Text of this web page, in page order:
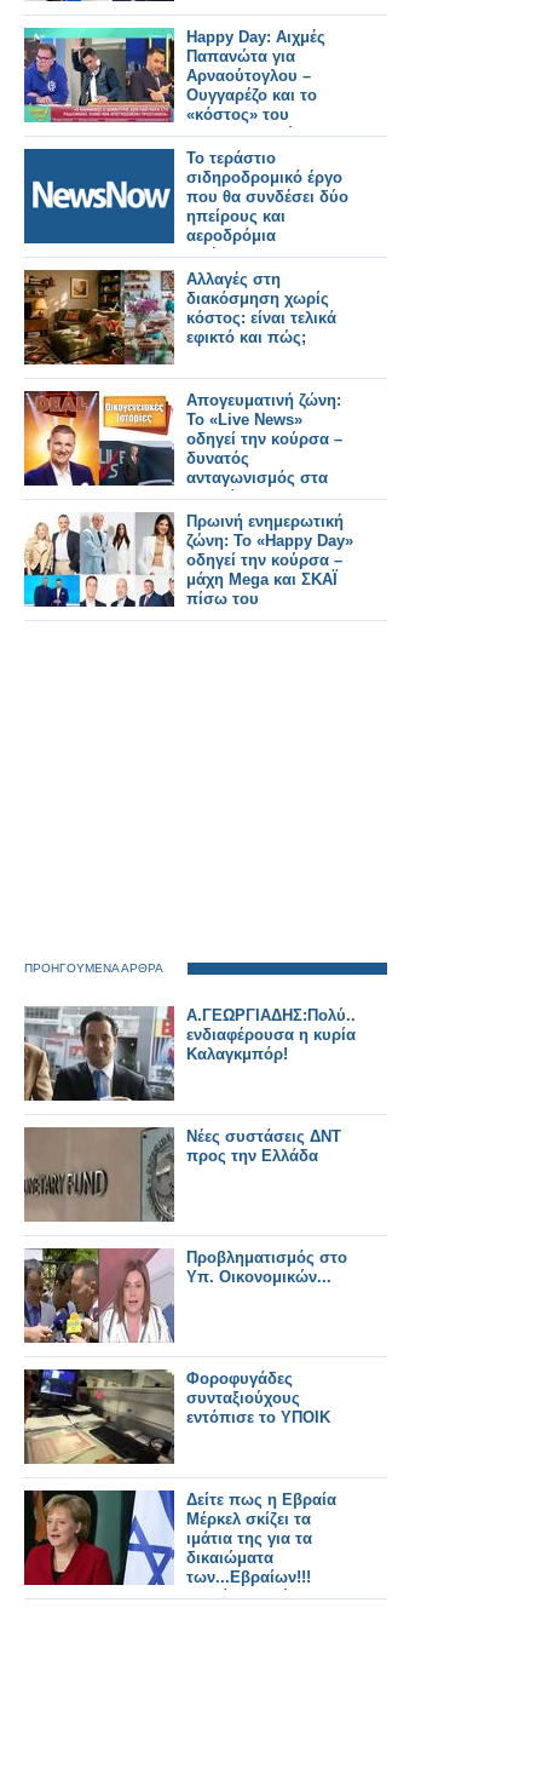
Happy Day: Αιχμές
Παπανώτα για
Αρναούτογλου –
Ουγγαρέζο και το
«κόστος» του
ραδιοφωνικού
ανταγωνισμού
Το τεράστιο
σιδηροδρομικό έργο
που θα συνδέσει δύο
ηπείρους και
αεροδρόμια
εισέρχεται σε μια
κρίσιμη φάση με 6,75
δισεκατομμύρια.
Αλλαγές στη
διακόσμηση χωρίς
κόστος: είναι τελικά
εφικτό και πώς;
Απογευματινή ζώνη:
Το «Live News»
οδηγεί την κούρσα –
δυνατός
ανταγωνισμός στα
παιχνίδια
Πρωινή ενημερωτική
ζώνη: Το «Happy Day»
οδηγεί την κούρσα –
μάχη Mega και ΣΚΑΪ
πίσω του
ΠΡΟΗΓΟΥΜΕΝΑ ΑΡΘΡΑ
Α.ΓΕΩΡΓΙΑΔΗΣ:Πολύ...
ενδιαφέρουσα η κυρία
Καλαγκμπόρ!
Νέες συστάσεις ΔΝΤ
προς την Ελλάδα
Προβληματισμός στο
Υπ. Οικονομικών...
Φοροφυγάδες
συνταξιούχους
εντόπισε το ΥΠΟΙΚ
Δείτε πως η Εβραία
Μέρκελ σκίζει τα
ιμάτια της για τα
δικαιώματα
των...Εβραίων!!!
(Γιατί τα εγχώρια